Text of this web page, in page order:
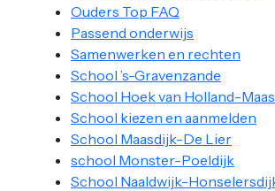
Ouders Top FAQ
Passend onderwijs
Samenwerken en rechten
School ’s-Gravenzande
School Hoek van Holland-
School kiezen en aanmelden
School Maasdijk-De Lier
school Monster-Poeldijk
School Naaldwijk-